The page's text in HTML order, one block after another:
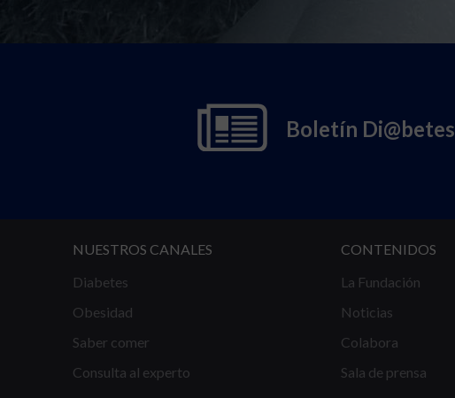
Boletín Di@betes
NUESTROS CANALES
Diabetes
Obesidad
Saber comer
Consulta al experto
CONTENIDOS
La Fundación
Noticias
Colabora
Sala de prensa